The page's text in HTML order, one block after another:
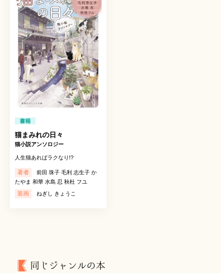
書籍
猫まみれの日々
猫小説アンソロジー
人生猫あればラクなり!?
著者
前田 珠子 毛利 志生子 か
たやま 和華 水島 忍 秋杜 フユ
装画 ねぎし きょうこ
同じジャンルの本